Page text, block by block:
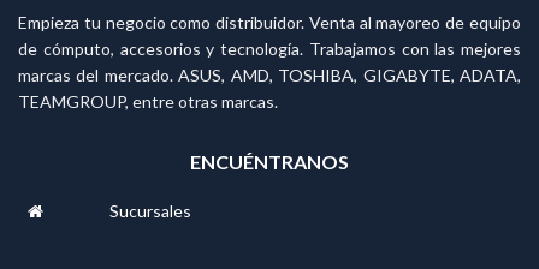
Empieza tu negocio como distribuidor. Venta al mayoreo de equipo
de cómputo, accesorios y tecnología. Trabajamos con las mejores
marcas del mercado. ASUS, AMD, TOSHIBA, GIGABYTE, ADATA,
TEAMGROUP, entre otras marcas.
ENCUÉNTRANOS
Sucursales